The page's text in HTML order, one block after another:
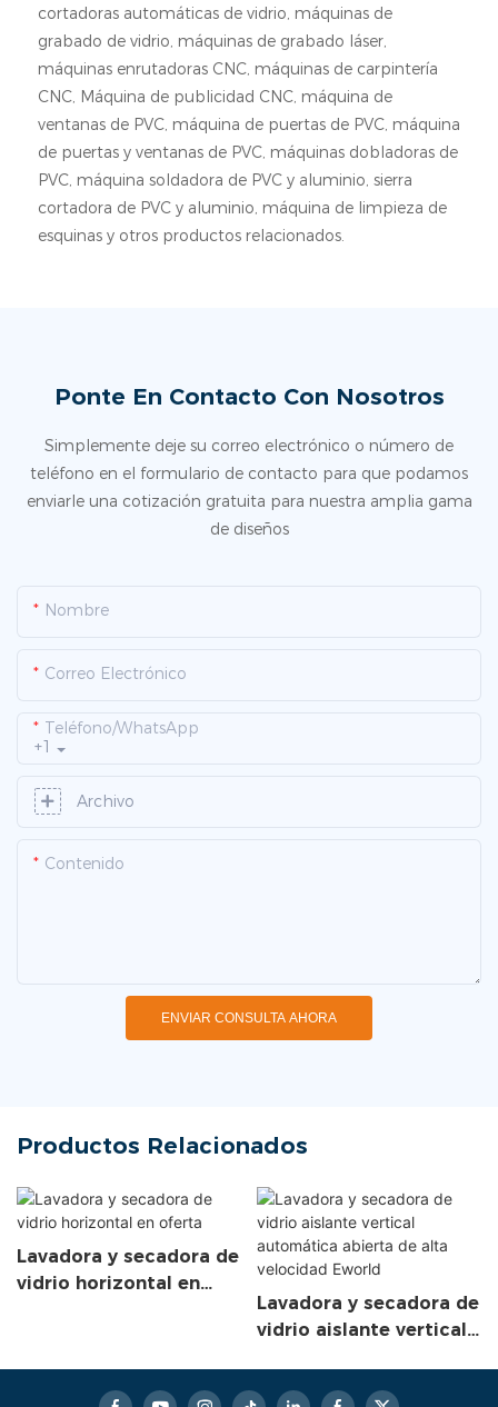
cortadoras automáticas de vidrio, máquinas de
grabado de vidrio, máquinas de grabado láser,
máquinas enrutadoras CNC, máquinas de carpintería
CNC, Máquina de publicidad CNC, máquina de
ventanas de PVC, máquina de puertas de PVC, máquina
de puertas y ventanas de PVC, máquinas dobladoras de
PVC, máquina soldadora de PVC y aluminio, sierra
cortadora de PVC y aluminio, máquina de limpieza de
esquinas y otros productos relacionados.
Ponte En Contacto Con Nosotros
Simplemente deje su correo electrónico o número de
teléfono en el formulario de contacto para que podamos
enviarle una cotización gratuita para nuestra amplia gama
de diseños
Nombre
Correo Electrónico
+1
Teléfono/WhatsApp
Archivo
Contenido
ENVIAR CONSULTA AHORA
Productos Relacionados
Lavadora y secadora de
vidrio horizontal en
Lavadora y secadora de
vidrio aislante vertical